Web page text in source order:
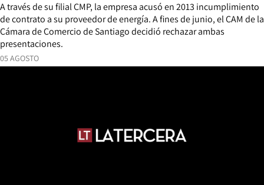
05 AGOSTO
A través de su filial CMP, la empresa acusó en 2013 incumplimiento
de contrato a su proveedor de energía. A fines de junio, el CAM de la
Cámara de Comercio de Santiago decidió rechazar ambas
presentaciones.